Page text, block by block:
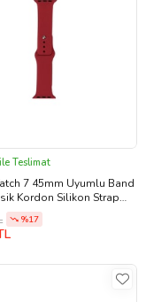
Teslimat
7 45mm Uyumlu Band
Kordon Silikon Strap
Rose Gold)
%17